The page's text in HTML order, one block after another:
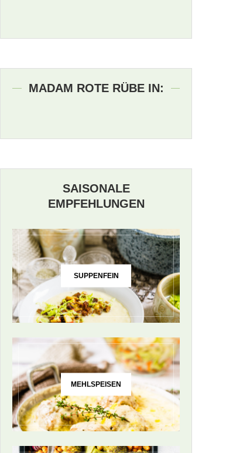
MADAM ROTE RÜBE IN:
SAISONALE
EMPFEHLUNGEN
SUPPENFEIN
MEHLSPEISEN